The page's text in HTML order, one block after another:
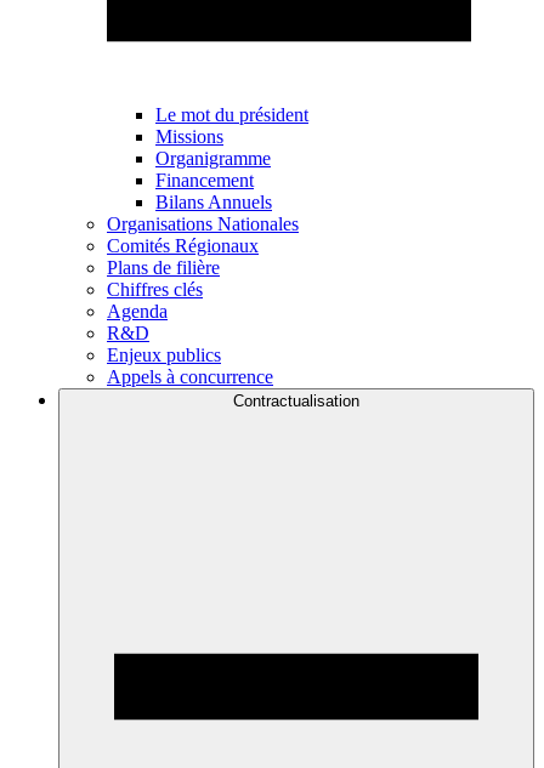
Le mot du président
Missions
Organigramme
Financement
Bilans Annuels
Organisations Nationales
Comités Régionaux
Plans de filière
Chiffres clés
Agenda
R&D
Enjeux publics
Appels à concurrence
Contractualisation